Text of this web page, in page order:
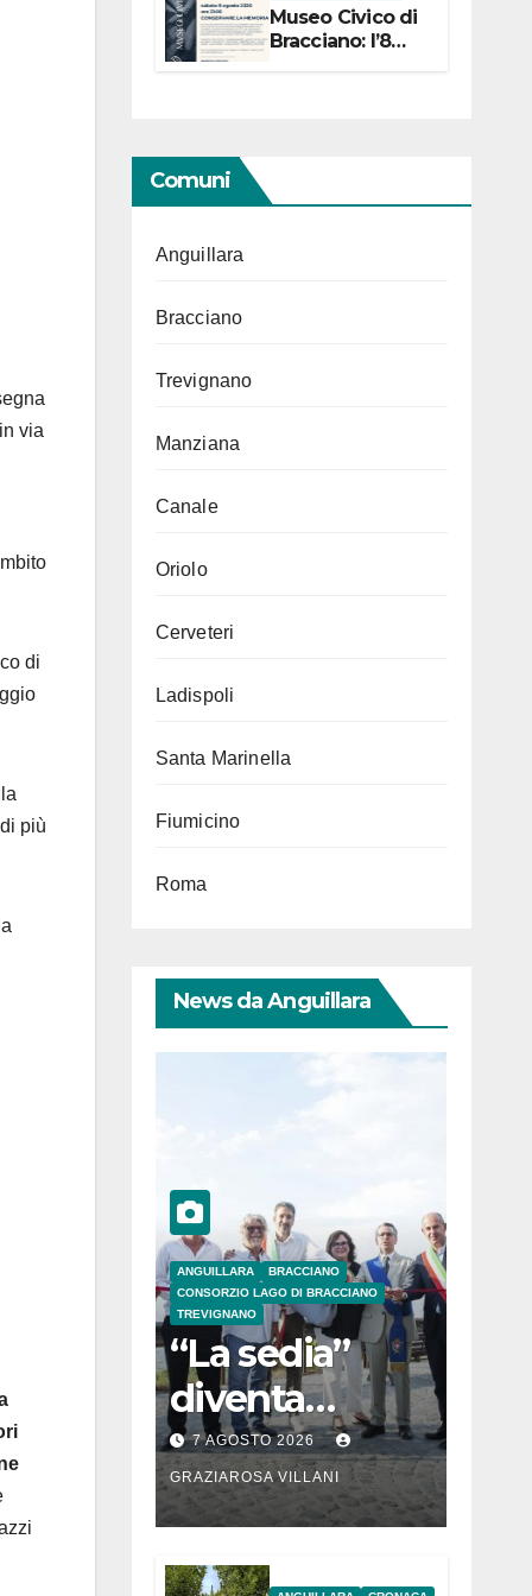
via
di
più
Museo Civico di
Bracciano: l’8
Comuni
Anguillara
Bracciano
Trevignano
Manziana
Canale
Oriolo
Cerveteri
Ladispoli
Santa Marinella
Fiumicino
Roma
News da Anguillara
ANGUILLARA
BRACCIANO
CONSORZIO LAGO DI BRACCIANO
TREVIGNANO
“La sedia”
diventa
Belvedere sul
lago di
Bracciano: ieri
l’inaugurazion
7 AGOSTO 2026
GRAZIAROSA VILLANI